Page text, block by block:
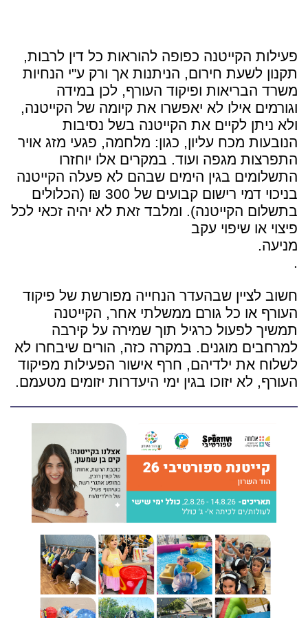
פעילות הקייטנה כפופה להוראות כל דין לרבות,
תקנון לשעת חירום, הניתנות אך ורק ע"י הנחיות
משרד הבריאות ופיקוד העורף, לכן במידה
וגורמים אילו לא יאפשרו את קיומה של הקייטנה,
ולא ניתן לקיים את הקייטנה בשל נסיבות
הנובעות מכח עליון, כגון: מלחמה, פגעי מזג אויר
התפרצות מגפה ועוד. במקרים אלו יוחזרו
התשלומים בגין הימים שבהם לא פעלה הקייטנה
בניכוי דמי רישום קבועים של 300 ₪ (הכלולים
בתשלום הקייטנה). ומלבד זאת לא יהיה זכאי לכל
פיצוי או שיפוי עקב
.
חשוב לציין שבהעדר הנחייה מפורשת של פיקוד
העורף או כל גורם ממשלתי אחר, הקייטנה
תמשיך לפעול כרגיל תוך שמירה על קירבה
למרחבים מוגנים. במקרה כזה, הורים שיבחרו לא
לשלוח את ילדיהם, חרף אישור הפעילות מפיקוד
העורף, לא יזוכו בגין ימי היעדרות יזומים מטעמם.